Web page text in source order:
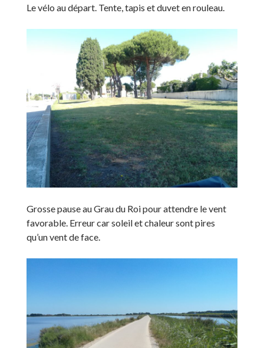
Le vélo au départ. Tente, tapis et duvet en rouleau.
Grosse pause au Grau du Roi pour attendre le vent
favorable. Erreur car soleil et chaleur sont pires
qu’un vent de face.